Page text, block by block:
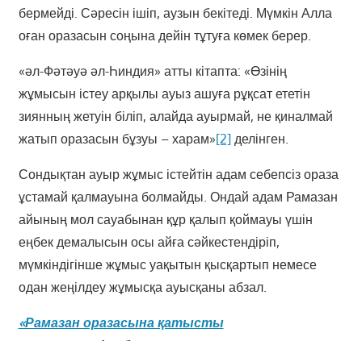
бермейді. Сәресін ішіп, аузын бекітеді. Мүмкін Алла
оған оразасын соңына дейін тұтуға көмек берер.
«әл-Фәтәуә әл-Һиндия» атты кітапта: «Өзінің
жұмысын істеу арқылы ауыз ашуға рұқсат ететін
зиянның жетуін біліп, алайда ауырмай, не қиналмай
жатып оразасын бұзуы – харам»[2]делінген.
Сондықтан ауыр жұмыс істейтін адам себепсіз ораза
ұстамай қалмауына болмайды. Ондай адам Рамазан
айының мол сауабынан құр қалып қоймауы үшін
еңбек демалысын осы айға сәйкестендіріп,
мүмкіндігінше жұмыс уақытын қысқартып немесе
одан жеңілдеу жұмысқа ауысқаны абзал.
«Рамазан оразасына қатысты